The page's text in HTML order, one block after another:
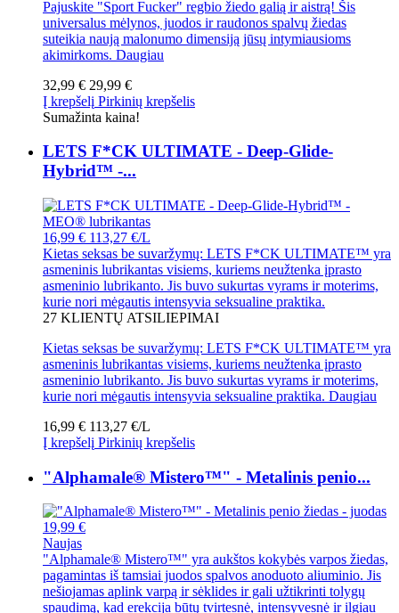
Pajuskite "Sport Fucker" regbio žiedo galią ir aistrą! Šis
universalus mėlynos, juodos ir raudonos spalvų žiedas
suteikia naują malonumo dimensiją jūsų intymiausioms
akimirkoms. Daugiau
32,99 € 29,99 €
Į krepšelį Pirkinių krepšelis
Sumažinta kaina!
LETS F*CK ULTIMATE - Deep-Glide-
Hybrid™ -...
16,99 € 113,27 €/L
Kietas seksas be suvaržymų: LETS F*CK ULTIMATE™ yra
asmeninis lubrikantas visiems, kuriems neužtenka įprasto
asmeninio lubrikanto. Jis buvo sukurtas vyrams ir moterims,
kurie nori mėgautis intensyvia seksualine praktika.
27 KLIENTŲ ATSILIEPIMAI
Kietas seksas be suvaržymų: LETS F*CK ULTIMATE™ yra
asmeninis lubrikantas visiems, kuriems neužtenka įprasto
asmeninio lubrikanto. Jis buvo sukurtas vyrams ir moterims,
kurie nori mėgautis intensyvia seksualine praktika. Daugiau
16,99 € 113,27 €/L
Į krepšelį Pirkinių krepšelis
"Alphamale® Mistero™" - Metalinis penio...
19,99 €
Naujas
"Alphamale® Mistero™" yra aukštos kokybės varpos žiedas,
pagamintas iš tamsiai juodos spalvos anoduoto aliuminio. Jis
nešiojamas aplink varpą ir sėklides ir gali užtikrinti tolygų
spaudimą, kad erekcija būtų tvirtesnė, intensyvesnė ir ilgiau